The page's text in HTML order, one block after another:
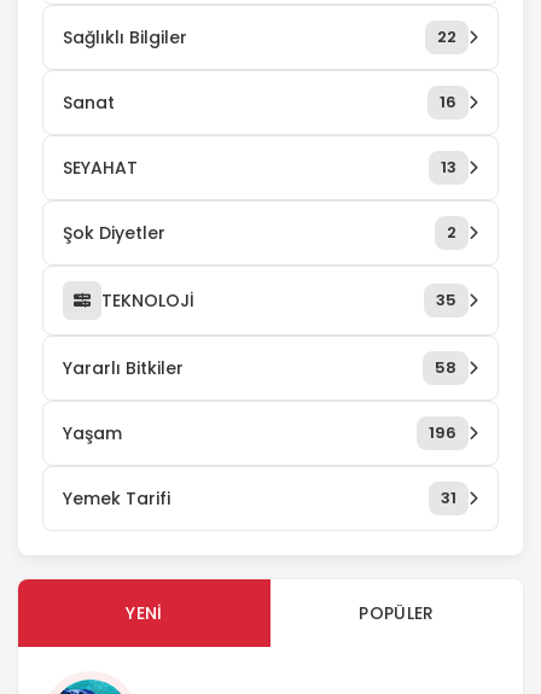
Sağlıklı Bilgiler 22
Sanat 16
SEYAHAT 13
Şok Diyetler 2
TEKNOLOJİ 35
Yararlı Bitkiler 58
Yaşam 196
Yemek Tarifi 31
YENI POPÜLER